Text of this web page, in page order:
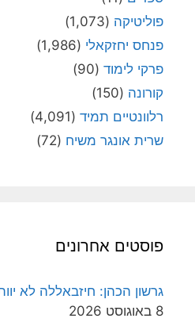
פוליטיקה (1,073)
פנחס יחזקאלי (1,986)
פרקי לימוד (90)
קורונה (150)
רלוונטיים תמיד (4,091)
שרית אונגר משיח (72)
פוסטים אחרונים
גרשון הכהן: חיזבאללה לא
8 באוגוסט 2026